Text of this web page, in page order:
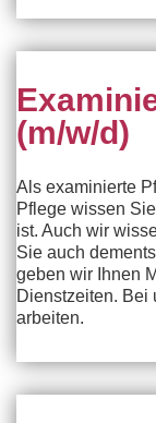
(m/w/d)
Als examinierte
Pflege wissen
ist. Auch wir
Sie auch
geben wir Ihnen
Dienstzeiten. Bei
arbeiten.